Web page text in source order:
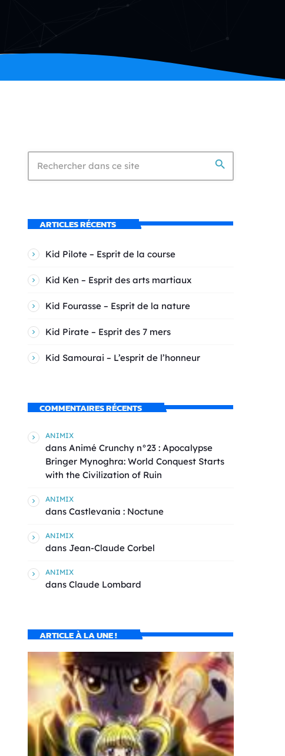
search
ARTICLES RÉCENTS
Kid Pilote – Esprit de la course
Kid Ken – Esprit des arts martiaux
Kid Fourasse – Esprit de la nature
Kid Pirate – Esprit des 7 mers
Kid Samourai – L’esprit de l’honneur
COMMENTAIRES RÉCENTS
ANIMIX
dans Animé Crunchy n°23 : Apocalypse
Bringer Mynoghra: World Conquest Starts
with the Civilization of Ruin
ANIMIX
dans Castlevania : Noctune
ANIMIX
dans Jean-Claude Corbel
ANIMIX
dans Claude Lombard
ARTICLE À LA UNE !